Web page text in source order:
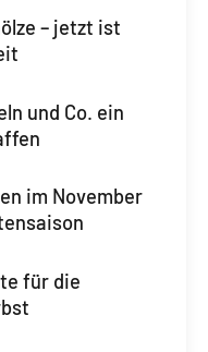
– jetzt ist
und Co. ein
im November
für die